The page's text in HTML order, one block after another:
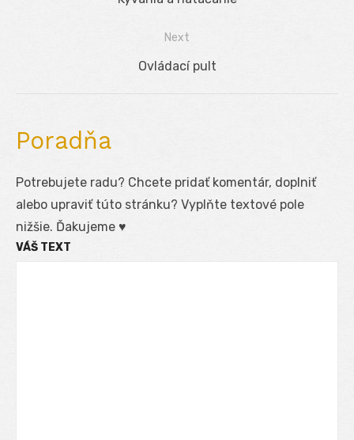
Next
Next
Ovládací pult
Poradňa
Potrebujete radu? Chcete pridať komentár, doplniť
alebo upraviť túto stránku? Vyplňte textové pole
nižšie. Ďakujeme ♥
VÁŠ TEXT